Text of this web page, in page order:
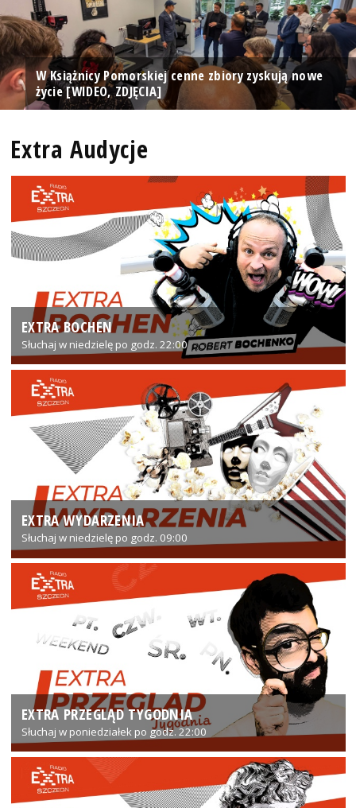
W Książnicy Pomorskiej cenne zbiory zyskują nowe
życie [WIDEO, ZDJĘCIA]
Extra Audycje
EXTRA BOCHEN
Słuchaj w niedzielę po godz. 22:00
EXTRA WYDARZENIA
Słuchaj w niedzielę po godz. 09:00
EXTRA PRZEGLĄD TYGODNIA
Słuchaj w poniedziałek po godz. 22:00